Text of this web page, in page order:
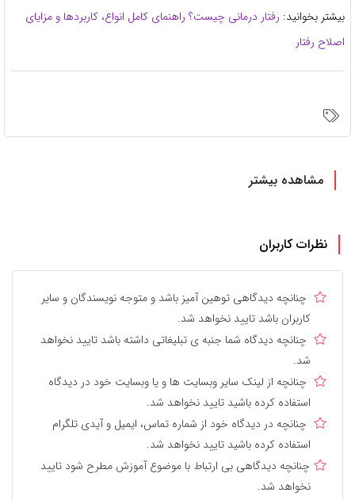
بیشتر بخوانید: رفتار درمانی چیست؟ راهنمای کامل انواع، کاربردها و مزایای
اصلاح رفتار
مشاهده بیشتر
نظرات کاربران
چنانچه دیدگاهی توهین آمیز باشد و متوجه نویسندگان و سایر
کاربران باشد تایید نخواهد شد.
چنانچه دیدگاه شما جنبه ی تبلیغاتی داشته باشد تایید نخواهد
شد.
چنانچه از لینک سایر وبسایت ها و یا وبسایت خود در دیدگاه
استفاده کرده باشید تایید نخواهد شد.
چنانچه در دیدگاه خود از شماره تماس، ایمیل و آیدی تلگرام
استفاده کرده باشید تایید نخواهد شد.
چنانچه دیدگاهی بی ارتباط با موضوع آموزش مطرح شود تایید
نخواهد شد.